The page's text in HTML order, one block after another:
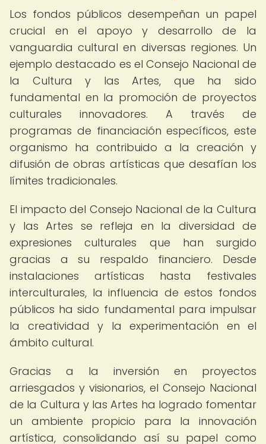
Los fondos públicos desempeñan un papel
crucial en el apoyo y desarrollo de la
vanguardia cultural en diversas regiones. Un
ejemplo destacado es el Consejo Nacional de
la Cultura y las Artes, que ha sido
fundamental en la promoción de proyectos
culturales innovadores. A través de
programas de financiación específicos, este
organismo ha contribuido a la creación y
difusión de obras artísticas que desafían los
límites tradicionales.
El impacto del Consejo Nacional de la Cultura
y las Artes se refleja en la diversidad de
expresiones culturales que han surgido
gracias a su respaldo financiero. Desde
instalaciones artísticas hasta festivales
interculturales, la influencia de estos fondos
públicos ha sido fundamental para impulsar
la creatividad y la experimentación en el
ámbito cultural.
Gracias a la inversión en proyectos
arriesgados y visionarios, el Consejo Nacional
de la Cultura y las Artes ha logrado fomentar
un ambiente propicio para la innovación
artística, consolidando así su papel como